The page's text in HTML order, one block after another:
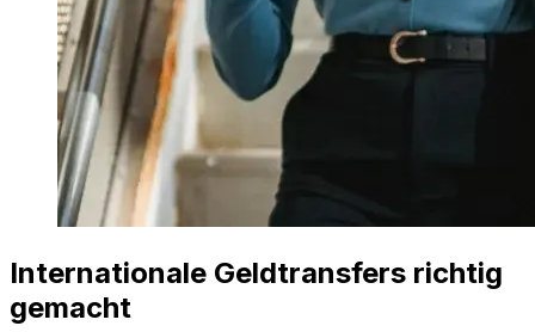
Internationale Geldtransfers richtig
gemacht